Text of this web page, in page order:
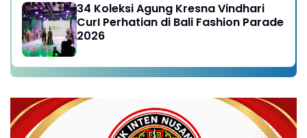
34 Koleksi Agung Kresna Vindhari
CurI Perhatian di Bali Fashion Parade
2026